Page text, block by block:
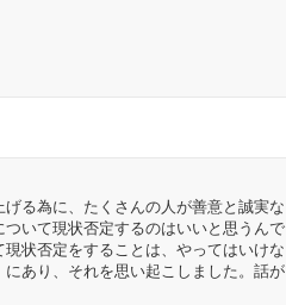
る為に、たくさんの人が善意と誠実な
いて現状否定するのはいいと思うんで
状否定をすることは、やってはいけな
あり、それを思い起こしました。話が